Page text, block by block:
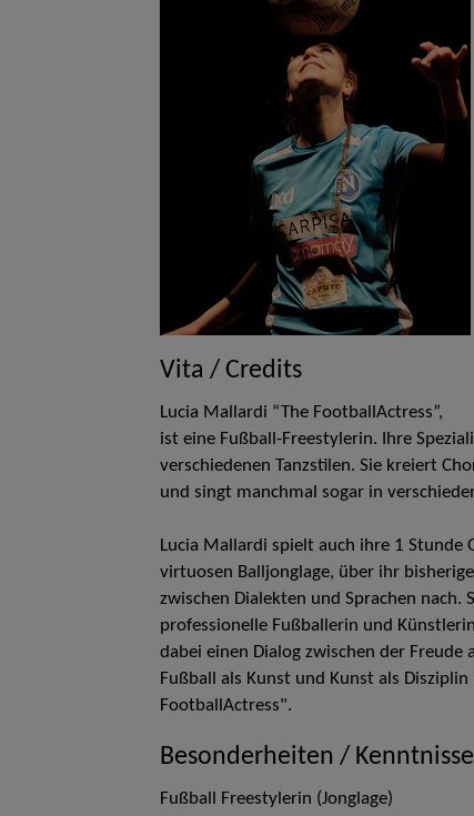
Vita / Credits
Lucia Mallardi “The FootballActress”,
ist eine Fußball-Freestylerin. Ihre
verschiedenen Tanzstilen. Sie kreiert
und singt manchmal sogar in
Lucia Mallardi spielt auch ihre 1 Stunde
virtuosen Balljonglage, über ihr
zwischen Dialekten und Sprachen nach.
professionelle Fußballerin und
dabei einen Dialog zwischen der
Fußball als Kunst und Kunst als
FootballActress".
Besonderheiten /
Fußball Freestylerin (Jonglage)